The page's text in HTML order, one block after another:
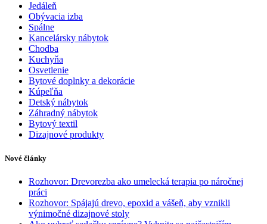
Jedáleň
Obývacia izba
Spálne
Kancelársky nábytok
Chodba
Kuchyňa
Osvetlenie
Bytové doplnky a dekorácie
Kúpeľňa
Detský nábytok
Záhradný nábytok
Bytový textil
Dizajnové produkty
Nové články
Rozhovor: Drevorezba ako umelecká terapia po náročnej
práci
Rozhovor: Spájajú drevo, epoxid a vášeň, aby vznikli
výnimočné dizajnové stoly